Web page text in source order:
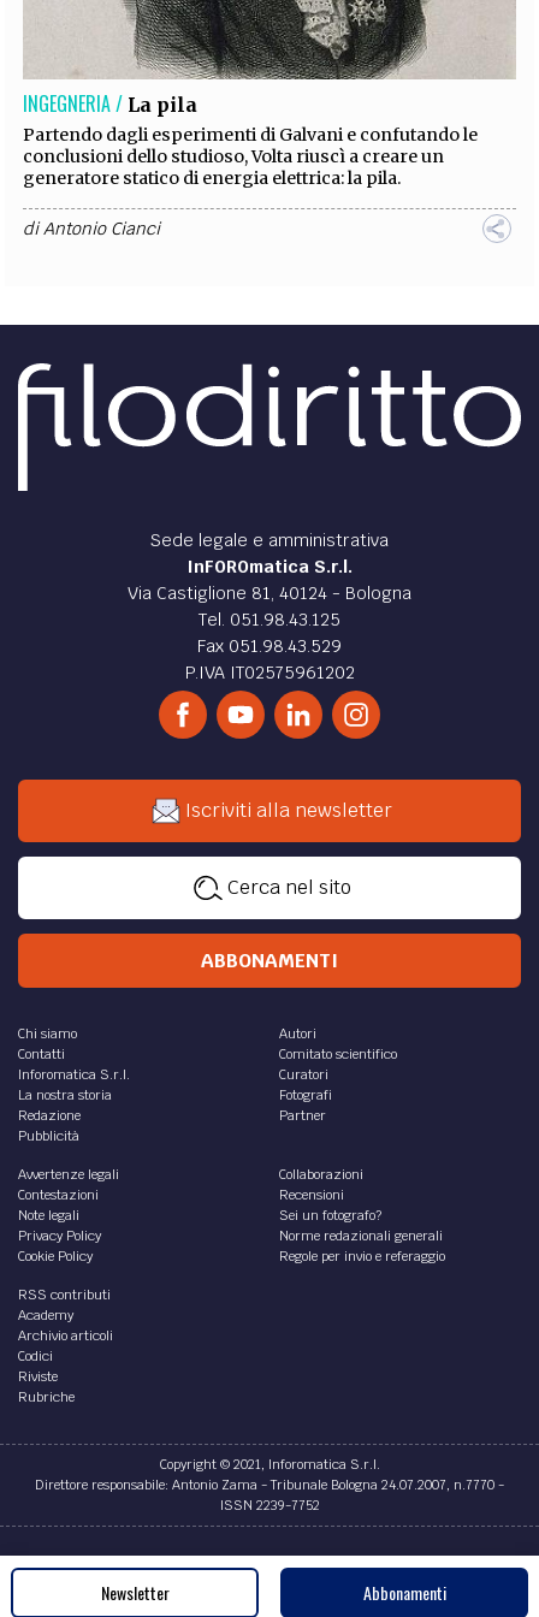
EXTRA
CODICI RUBRICHE LIBRI PROCEEDINGS PUBBLICITÀ
SOCIAL MEDIA
INGEGNERIA / La pila
Partendo dagli esperimenti di Galvani e confutando le
conclusioni dello studioso, Volta riuscì a creare un
generatore statico di energia elettrica: la pila.
diAntonio Cianci
Sede legale e amministrativa
InFOROmatica S.r.l.
Via Castiglione 81, 40124 - Bologna
Tel. 051.98.43.125
Fax 051.98.43.529
P.IVA IT02575961202
Iscriviti alla newsletter
Cerca nel sito
ABBONAMENTI
Chi siamo
Contatti
Inforomatica S.r.l.
La nostra storia
Redazione
Pubblicità
Autori
Comitato scientifico
Curatori
Fotografi
Partner
Avvertenze legali
Contestazioni
Note legali
Privacy Policy
Cookie Policy
Collaborazioni
Recensioni
Sei un fotografo?
Norme redazionali generali
Regole per invio e referaggio
RSS contributi
Academy
Archivio articoli
Codici
Riviste
Rubriche
Copyright © 2021, Inforomatica S.r.l.
Direttore responsabile: Antonio Zama - Tribunale Bologna 24.07.2007, n.7770 -
ISSN 2239-7752
Credits
Newsletter Abbonamenti